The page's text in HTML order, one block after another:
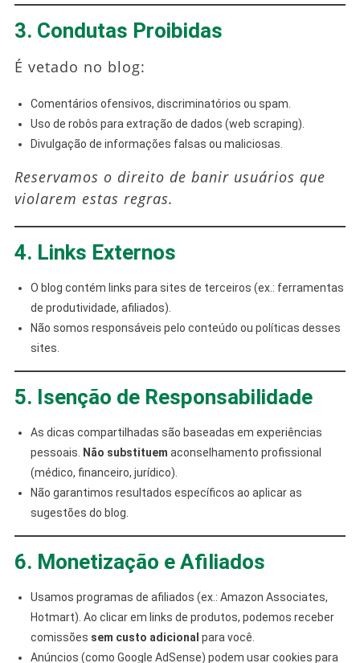
3. Condutas Proibidas
É vetado no blog:
Comentários ofensivos, discriminatórios ou spam.
Uso de robôs para extração de dados (web scraping).
Divulgação de informações falsas ou maliciosas.
Reservamos o direito de banir usuários que
violarem estas regras.
4. Links Externos
O blog contém links para sites de terceiros (ex.: ferramentas
de produtividade, afiliados).
Não somos responsáveis pelo conteúdo ou políticas desses
sites.
5. Isenção de Responsabilidade
As dicas compartilhadas são baseadas em experiências
pessoais.
Não substituem aconselhamento profissional
(médico, financeiro, jurídico).
Não garantimos resultados específicos ao aplicar as
sugestões do blog.
6. Monetização e Afiliados
Usamos programas de afiliados (ex.: Amazon Associates,
Hotmart). Ao clicar em links de produtos, podemos receber
comissões sem custo adicional para você.
Anúncios (como Google AdSense) podem usar cookies para